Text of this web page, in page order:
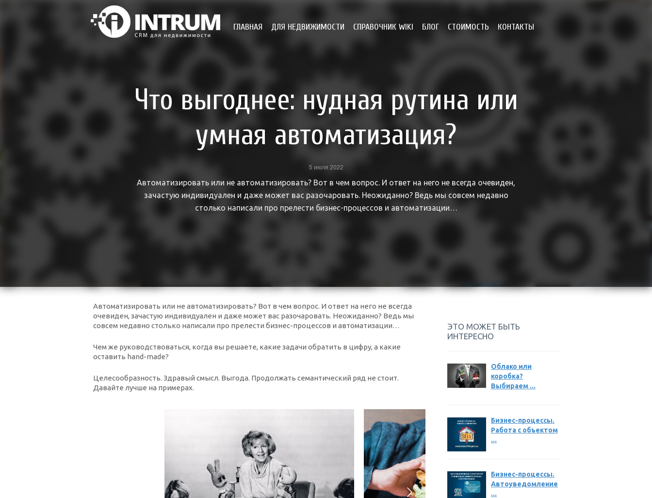
ГЛАВНАЯ ДЛЯ НЕДВИЖИМОСТИ СПРАВОЧНИК WIKI БЛОГ СТОИМОСТЬ КОНТАКТЫ
Что выгоднее: нудная рутина или
умная автоматизация?
5 июля 2022
Автоматизировать или не автоматизировать? Вот в чем вопрос. И ответ на него не всегда очевиден,
зачастую индивидуален и даже может вас разочаровать. Неожиданно? Ведь мы совсем недавно
столько написали про прелести бизнес-процессов и автоматизации…
Автоматизировать или не автоматизировать? Вот в чем вопрос. И ответ на него не всегда
очевиден, зачастую индивидуален и даже может вас разочаровать. Неожиданно? Ведь мы
совсем недавно столько написали про прелести бизнес-процессов и автоматизации…
Чем же руководствоваться, когда вы решаете, какие задачи обратить в цифру, а какие
оставить hand-made?
Целесообразность. Здравый смысл. Выгода. Продолжать семантический ряд не стоит.
Давайте лучше на примерах.
ЭТО МОЖЕТ БЫТЬ
ИНТЕРЕСНО
Облако или
коробка?
Выбираем ...
Бизнес-процессы.
Работа с объектом
...
Бизнес-процессы.
Автоуведомление
...